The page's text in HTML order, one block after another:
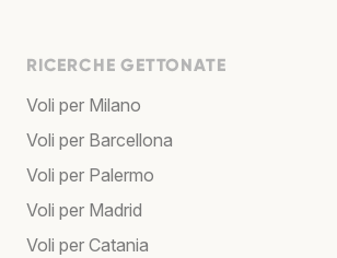
RICERCHE GETTONATE
Voli per Milano
Voli per Barcellona
Voli per Palermo
Voli per Madrid
Voli per Catania